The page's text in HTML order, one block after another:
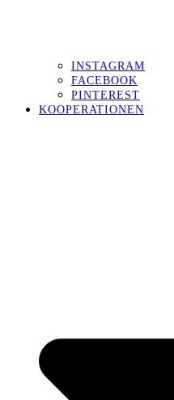
INSTAGRAM
FACEBOOK
PINTEREST
KOOPERATIONEN